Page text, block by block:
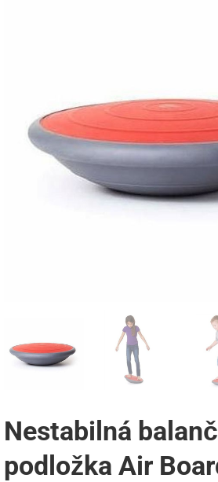
Nestabilná
podložka Air